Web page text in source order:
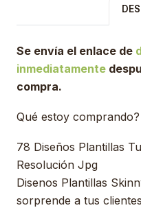
Se envía el enlace de
inmediatamente
compra.
Qué estoy comprando?
78 Diseños Plantillas
Resolución Jpg
Disenos Plantillas
sorprende a tus